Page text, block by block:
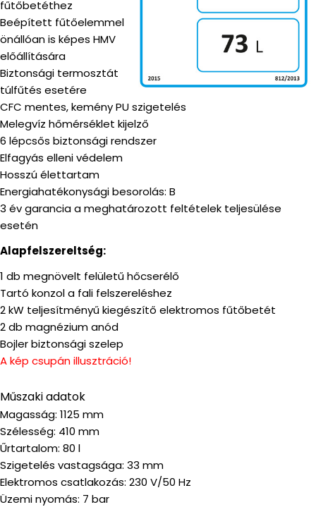
fűtőbetéthez
Beépített fűtőelemmel
önállóan is képes HMV
előállítására
Biztonsági termosztát
túlfűtés esetére
CFC mentes, kemény PU szigetelés
Melegvíz hőmérséklet kijelző
6 lépcsős biztonsági rendszer
Elfagyás elleni védelem
Hosszú élettartam
Energiahatékonysági besorolás: B
3 év garancia a meghatározott feltételek teljesülése
esetén
Alapfelszereltség:
1 db megnövelt felületű hőcserélő
Tartó konzol a fali felszereléshez
2 kW teljesítményű kiegészítő elektromos fűtőbetét
2 db magnézium anód
Bojler biztonsági szelep
A kép csupán illusztráció!
Műszaki adatok
Magasság: 1125 mm
Szélesség: 410 mm
Űrtartalom: 80 l
Szigetelés vastagsága: 33 mm
Elektromos csatlakozás: 230 V/50 Hz
Üzemi nyomás: 7 bar